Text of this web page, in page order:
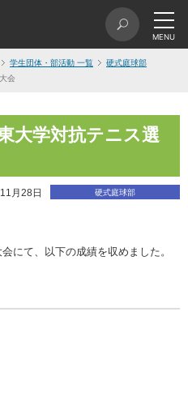
学生団体・部活動 一覧
硬式庭球部
会
大学対抗テニス選
硬式庭球部
月28日
にて、以下の成績を収めました。